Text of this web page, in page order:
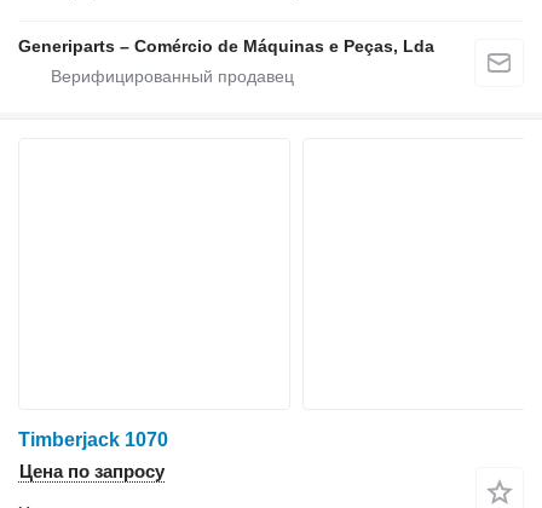
Generiparts – Comércio de Máquinas e Peças, Lda
Timberjack 1070
Цена по запросу